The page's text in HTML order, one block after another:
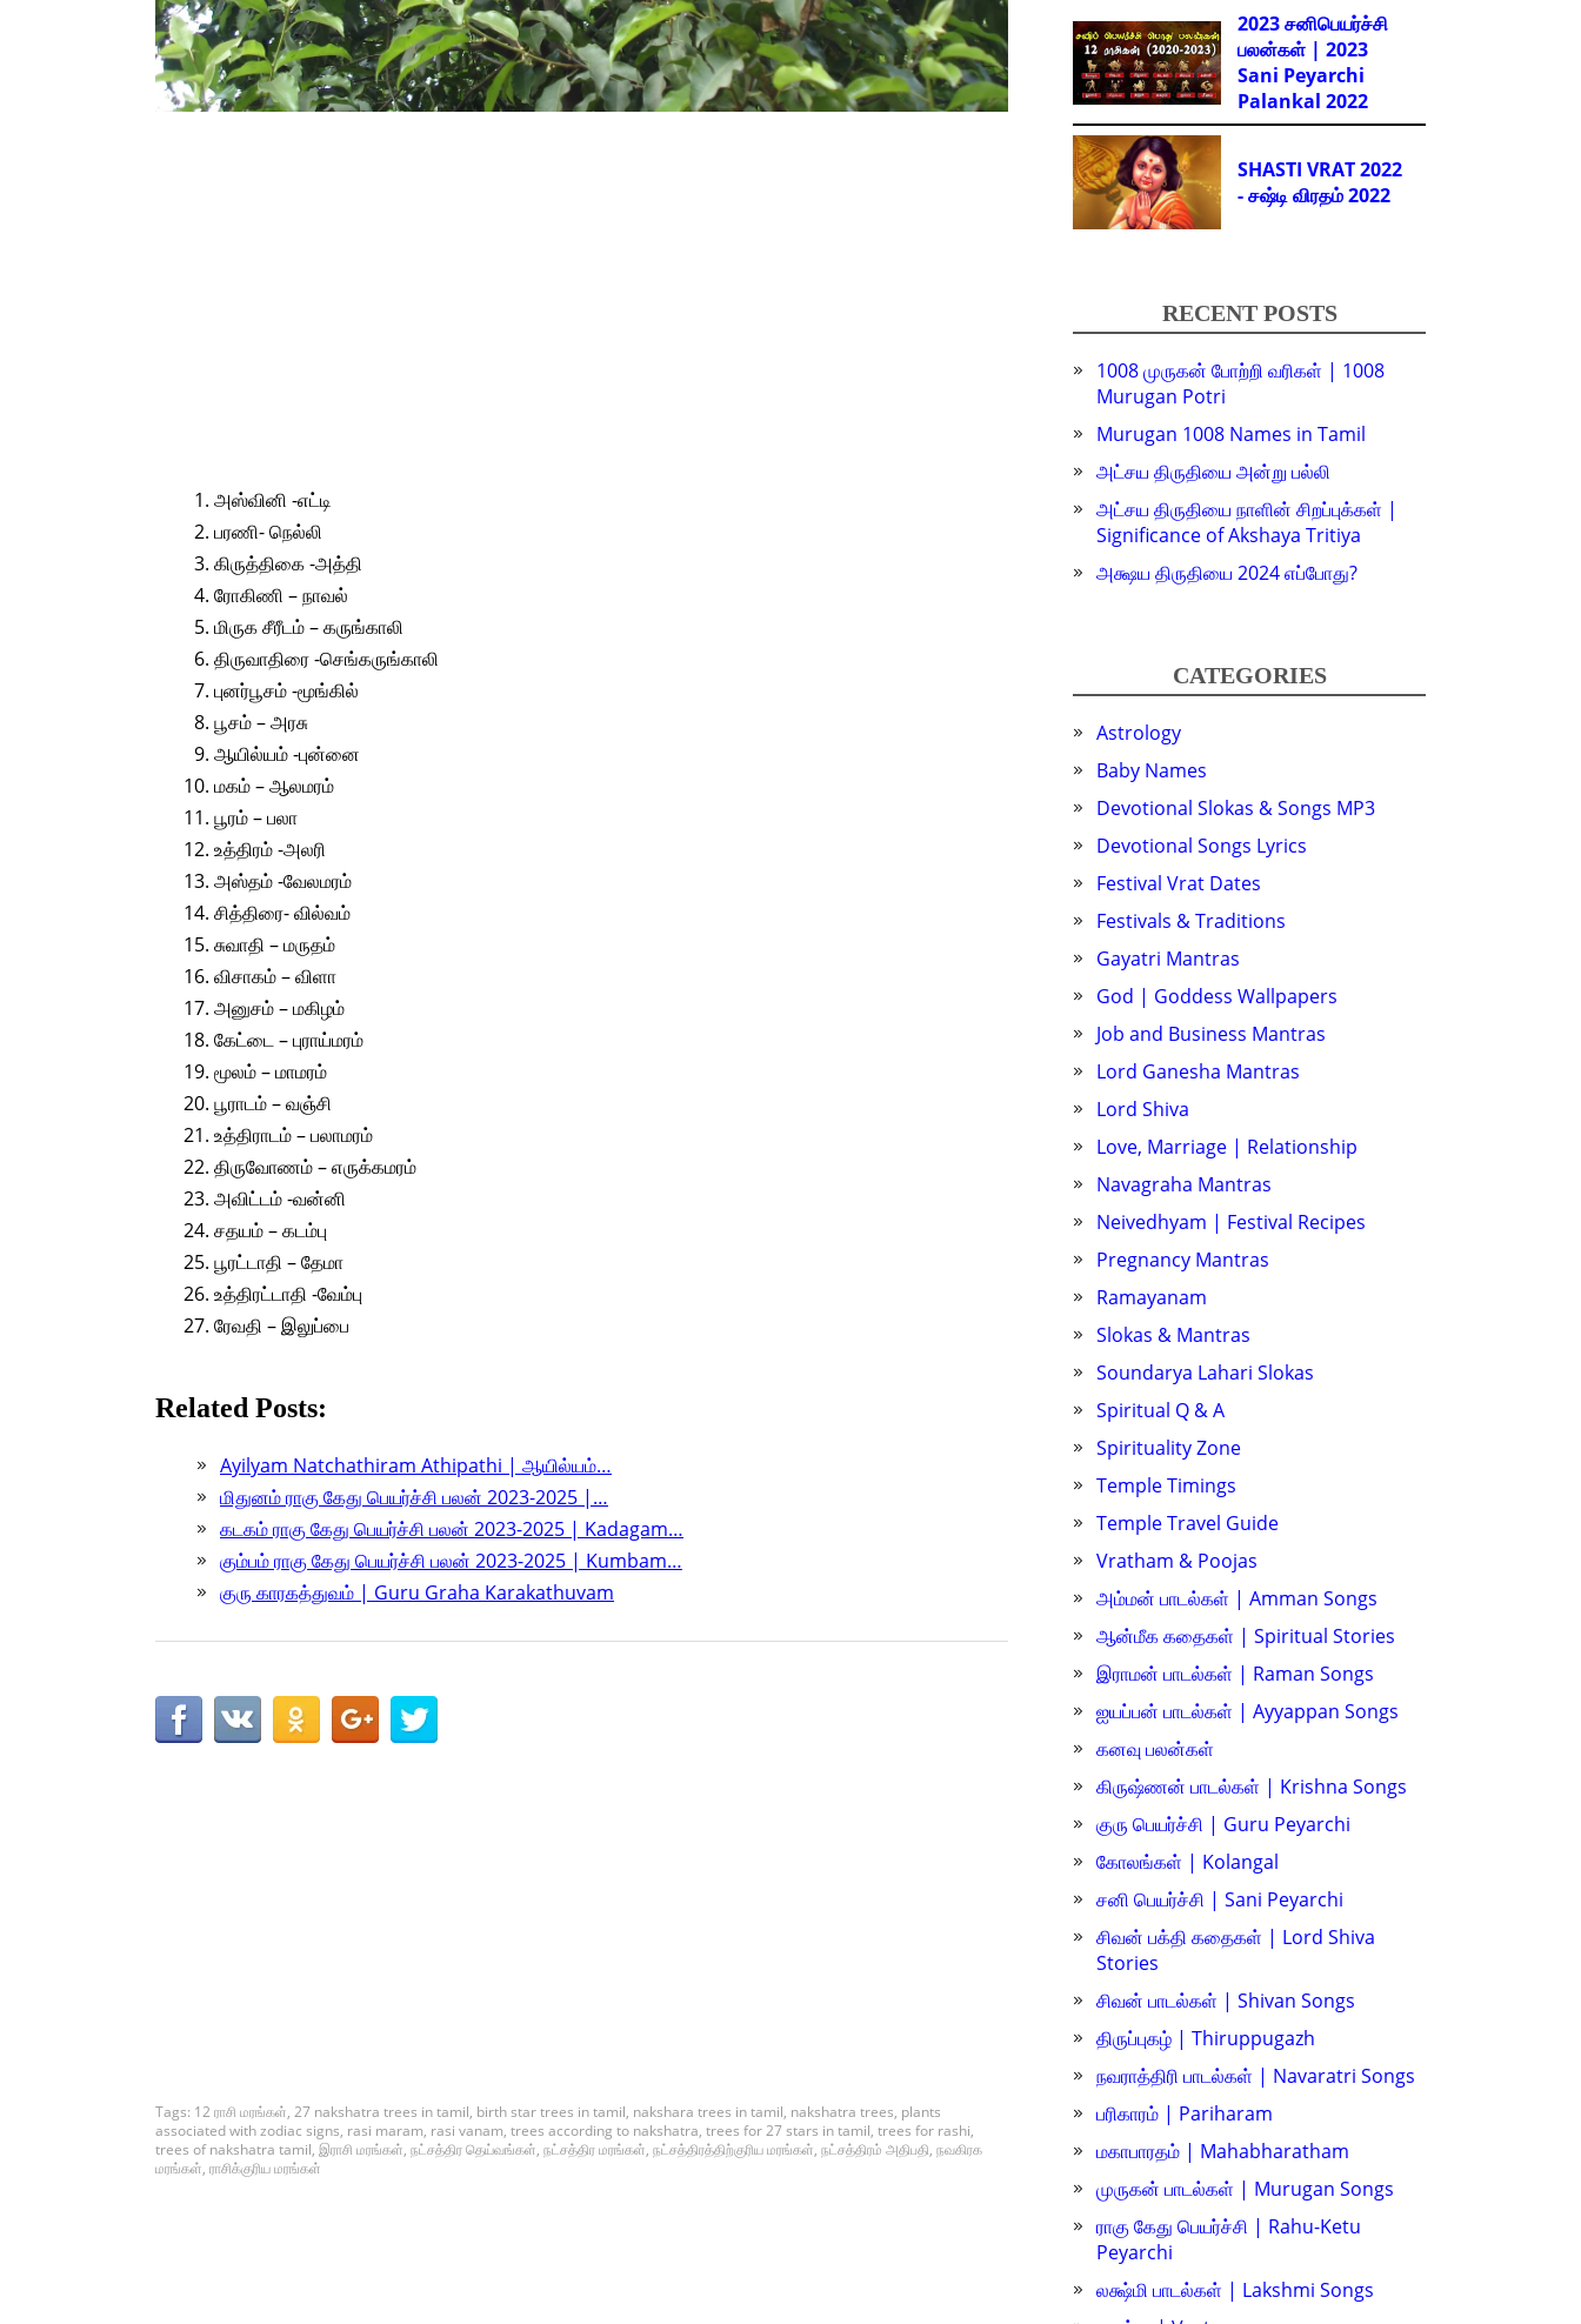
அஸ்வினி -எட்டி
பரணி- நெல்லி
கிருத்திகை -அத்தி
ரோகிணி – நாவல்
மிருக சீரீடம் – கருங்காலி
திருவாதிரை -செங்கருங்காலி
புனர்பூசம் -மூங்கில்
பூசம் – அரசு
ஆயில்யம் -புன்னை
மகம் – ஆலமரம்
பூரம் – பலா
உத்திரம் -அலரி
அஸ்தம் -வேலமரம்
சித்திரை- வில்வம்
சுவாதி – மருதம்
விசாகம் – விளா
அனுசம் – மகிழம்
கேட்டை – புராய்மரம்
மூலம் – மாமரம்
பூராடம் – வஞ்சி
உத்திராடம் – பலாமரம்
திருவோணம் – எருக்கமரம்
அவிட்டம் -வன்னி
சதயம் – கடம்பு
பூரட்டாதி – தேமா
உத்திரட்டாதி -வேம்பு
ரேவதி – இலுப்பை
Related Posts:
Ayilyam Natchathiram Athipathi | ஆயில்யம்…
மிதுனம் ராகு கேது பெயர்ச்சி பலன் 2023-2025 |…
கடகம் ராகு கேது பெயர்ச்சி பலன் 2023-2025 | Kadagam…
கும்பம் ராகு கேது பெயர்ச்சி பலன் 2023-2025 | Kumbam…
குரு காரகத்துவம் | Guru Graha Karakathuvam
Tags: 12 ராசி மரங்கள், 27 nakshatra trees in tamil, birth star trees in tamil, nakshara trees in tamil, nakshatra trees, plants
associated with zodiac signs, rasi maram, rasi vanam, trees according to nakshatra, trees for 27 stars in tamil, trees for rashi,
trees of nakshatra tamil, இராசி மரங்கள், நட்சத்திர தெய்வங்கள், நட்சத்திர மரங்கள், நட்சத்திரத்திற்குரிய மரங்கள், நட்சத்திரம் அதிபதி, நவகிரக
மரங்கள், ராசிக்குரிய மரங்கள்
2023 சனிபெயர்ச்சி
பலன்கள் | 2023
Sani Peyarchi
Palankal 2022
SHASTI VRAT 2022
- சஷ்டி விரதம் 2022
RECENT POSTS
1008 முருகன் போற்றி வரிகள் | 1008
Murugan Potri
Murugan 1008 Names in Tamil
அட்சய திருதியை அன்று பல்லி
அட்சய திருதியை நாளின் சிறப்புக்கள் |
Significance of Akshaya Tritiya
அக்ஷய திருதியை 2024 எப்போது?
CATEGORIES
Astrology
Baby Names
Devotional Slokas & Songs MP3
Devotional Songs Lyrics
Festival Vrat Dates
Festivals & Traditions
Gayatri Mantras
God | Goddess Wallpapers
Job and Business Mantras
Lord Ganesha Mantras
Lord Shiva
Love, Marriage | Relationship
Navagraha Mantras
Neivedhyam | Festival Recipes
Pregnancy Mantras
Ramayanam
Slokas & Mantras
Soundarya Lahari Slokas
Spiritual Q & A
Spirituality Zone
Temple Timings
Temple Travel Guide
Vratham & Poojas
அம்மன் பாடல்கள் | Amman Songs
ஆன்மீக கதைகள் | Spiritual Stories
இராமன் பாடல்கள் | Raman Songs
ஐயப்பன் பாடல்கள் | Ayyappan Songs
கனவு பலன்கள்
கிருஷ்ணன் பாடல்கள் | Krishna Songs
குரு பெயர்ச்சி | Guru Peyarchi
கோலங்கள் | Kolangal
சனி பெயர்ச்சி | Sani Peyarchi
சிவன் பக்தி கதைகள் | Lord Shiva
Stories
சிவன் பாடல்கள் | Shivan Songs
திருப்புகழ் | Thiruppugazh
நவராத்திரி பாடல்கள் | Navaratri Songs
பரிகாரம் | Pariharam
மகாபாரதம் | Mahabharatham
முருகன் பாடல்கள் | Murugan Songs
ராகு கேது பெயர்ச்சி | Rahu-Ketu
Peyarchi
லக்ஷ்மி பாடல்கள் | Lakshmi Songs